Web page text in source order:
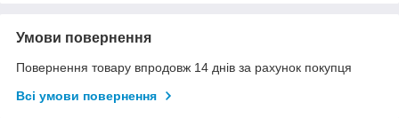
Умови повернення
Повернення товару впродовж 14 днів за рахунок покупця
Всі умови повернення